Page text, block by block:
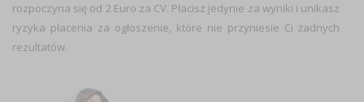
rozpoczyna się od 2 Euro za CV. Płacisz jedynie za wyniki i unikasz
ryzyka płacenia za ogłoszenie, które nie przyniesie Ci żadnych
rezultatów.